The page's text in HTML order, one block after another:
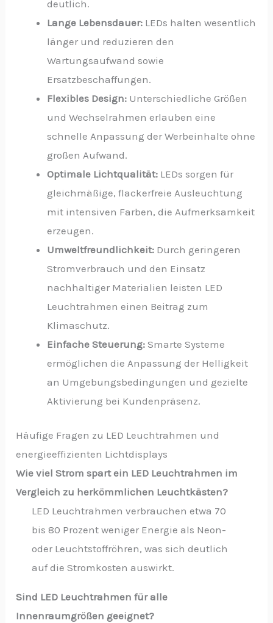
deutlich.
Lange Lebensdauer: LEDs halten wesentlich
länger und reduzieren den
Wartungsaufwand sowie
Ersatzbeschaffungen.
Flexibles Design: Unterschiedliche Größen
und Wechselrahmen erlauben eine
schnelle Anpassung der Werbeinhalte ohne
großen Aufwand.
Optimale Lichtqualität: LEDs sorgen für
gleichmäßige, flackerfreie Ausleuchtung
mit intensiven Farben, die Aufmerksamkeit
erzeugen.
Umweltfreundlichkeit: Durch geringeren
Stromverbrauch und den Einsatz
nachhaltiger Materialien leisten LED
Leuchtrahmen einen Beitrag zum
Klimaschutz.
Einfache Steuerung: Smarte Systeme
ermöglichen die Anpassung der Helligkeit
an Umgebungsbedingungen und gezielte
Aktivierung bei Kundenpräsenz.
Häufige Fragen zu LED Leuchtrahmen und
energieeffizienten Lichtdisplays
Wie viel Strom spart ein LED Leuchtrahmen im
Vergleich zu herkömmlichen Leuchtkästen?
LED Leuchtrahmen verbrauchen etwa 70
bis 80 Prozent weniger Energie als Neon-
oder Leuchtstoffröhren, was sich deutlich
auf die Stromkosten auswirkt.
Sind LED Leuchtrahmen für alle
Innenraumgrößen geeignet?